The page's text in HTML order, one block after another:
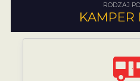
RODZAJ
KAMPER